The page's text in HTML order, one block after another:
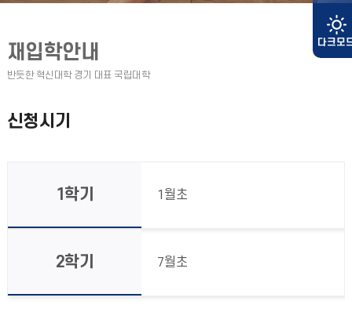
재입학안내
신청시기
1학기 1월초
2학기 7월초